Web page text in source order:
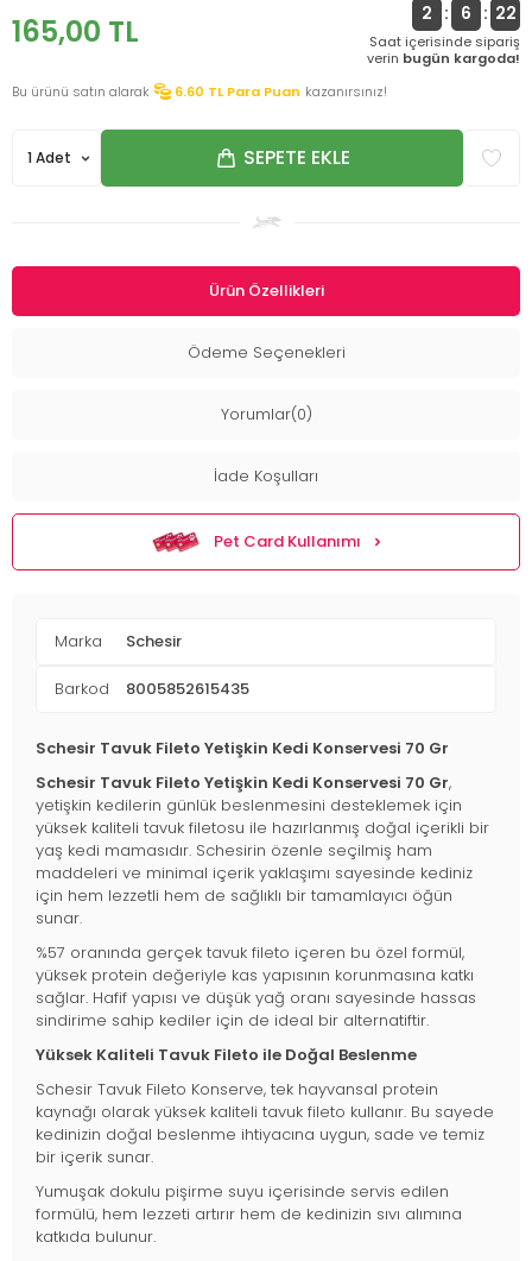
165,00 TL 2 : 6 : 22
Saat içerisinde sipariş
verin bugün kargoda!
Bu ürünü satın alarak
6.60 TL Para Puan kazanırsınız!
SEPETE EKLE
Ürün Özellikleri
Ödeme Seçenekleri
Yorumlar(0)
İade Koşulları
Pet Card Kullanımı
Marka Schesir
Barkod 8005852615435
Schesir Tavuk Fileto Yetişkin Kedi Konservesi 70 Gr
Schesir Tavuk Fileto Yetişkin Kedi Konservesi 70 Gr,
yetişkin kedilerin günlük beslenmesini desteklemek için
yüksek kaliteli tavuk filetosu ile hazırlanmış doğal içerikli bir
yaş kedi mamasıdır. Schesirin özenle seçilmiş ham
maddeleri ve minimal içerik yaklaşımı sayesinde kediniz
için hem lezzetli hem de sağlıklı bir tamamlayıcı öğün
sunar.
%57 oranında gerçek tavuk fileto içeren bu özel formül,
yüksek protein değeriyle kas yapısının korunmasına katkı
sağlar. Hafif yapısı ve düşük yağ oranı sayesinde hassas
sindirime sahip kediler için de ideal bir alternatiftir.
Yüksek Kaliteli Tavuk Fileto ile Doğal Beslenme
Schesir Tavuk Fileto Konserve, tek hayvansal protein
kaynağı olarak yüksek kaliteli tavuk fileto kullanır. Bu sayede
kedinizin doğal beslenme ihtiyacına uygun, sade ve temiz
bir içerik sunar.
Yumuşak dokulu pişirme suyu içerisinde servis edilen
formülü, hem lezzeti artırır hem de kedinizin sıvı alımına
katkıda bulunur.